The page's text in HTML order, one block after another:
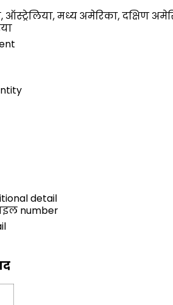
ऑस्ट्रेलिया, मध्य अमेरिका, दक्षिण
detail
number